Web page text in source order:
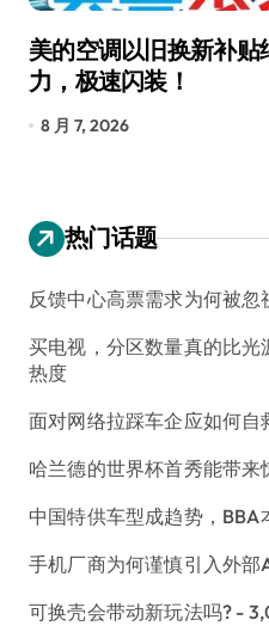
美的空调以旧换新补贴
力，极速闪装！
8 月 7, 2026
热门话题
反馈中心高票需求为何被忽
买电视，分区数量真的比光
热度
面对网络拉踩车企应如何自
哈兰德的世界杯首秀能带来
中国特供车型成趋势，BBA
手机厂商为何谨慎引入外部
可换壳会带动新玩法吗? -